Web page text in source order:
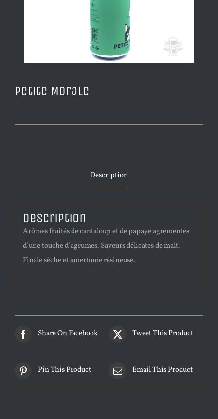
Petite Morale
Description
Description
Arômes fruités de cantaloup et de papaye agrémentés
d’une touche d’agrumes. Saveurs délicates de malt.
Finale sèche et amertume résineuse.
Share On Facebook Tweet This Product
Pin This Product Email This Product